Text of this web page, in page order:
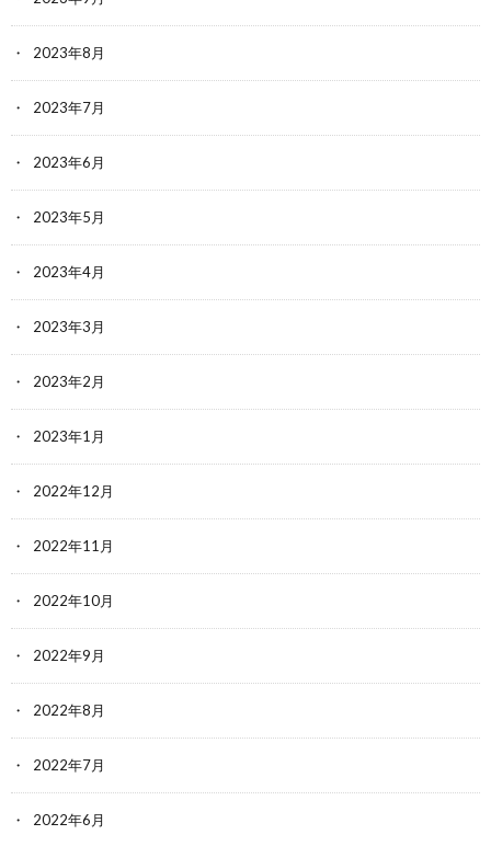
2023年8月
2023年7月
2023年6月
2023年5月
2023年4月
2023年3月
2023年2月
2023年1月
2022年12月
2022年11月
2022年10月
2022年9月
2022年8月
2022年7月
2022年6月